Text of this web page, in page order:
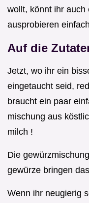
wollt, könnt ihr auch
ausprobieren
Auf die
Jetzt, wo ihr ein
eingetaucht seid,
braucht ein paar
mischung aus
milch !
Die
gewürze bringen
Wenn ihr neugierig